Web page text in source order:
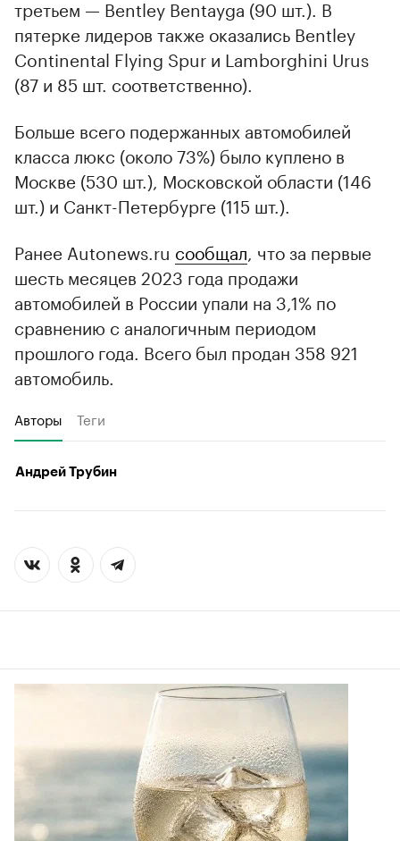
третьем — Bentley Bentayga (90 шт.). В
пятерке лидеров также оказались Bentley
Continental Flying Spur и Lamborghini Urus
(87 и 85 шт. соответственно).
Больше всего подержанных автомобилей
класса люкс (около 73%) было куплено в
Москве (530 шт.), Московской области (146
шт.) и Санкт-Петербурге (115 шт.).
Ранее Autonews.ru сообщал , что за первые
шесть месяцев 2023 года продажи
автомобилей в России упали на 3,1% по
сравнению с аналогичным периодом
прошлого года. Всего был продан 358 921
автомобиль.
Авторы Теги
Андрей Трубин